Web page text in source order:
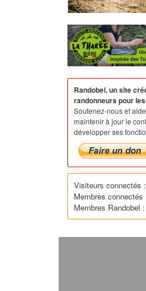
Randobel, un site
randonneurs pour
Soutenez-nous et
maintenir à jour le
développer ses
Visiteurs connectés
Membres connectés
Membres Randobel